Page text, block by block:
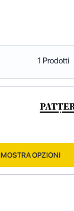
1 Prodotti
MOSTRA OPZIONI